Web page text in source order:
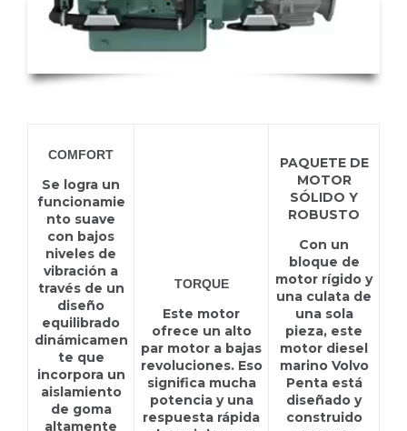
COMFORT
Se logra un
funcionamie
nto suave
con bajos
niveles de
vibración a
través de un
diseño
equilibrado
dinámicamen
te que
incorpora un
aislamiento
de goma
altamente
TORQUE
Este motor
ofrece un alto
par motor a bajas
revoluciones. Eso
significa mucha
potencia y una
respuesta rápida
PAQUETE DE
MOTOR
SÓLIDO Y
ROBUSTO
Con un
bloque de
motor rígido y
una culata de
una sola
pieza, este
motor diesel
marino Volvo
Penta está
diseñado y
construido